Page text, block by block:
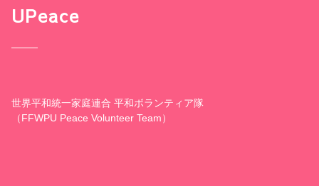
UPeace
世界平和統一家庭連合 平和ボランティア隊
（FFWPU Peace Volunteer Team）